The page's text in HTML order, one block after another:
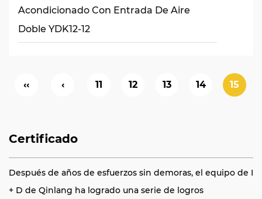
Acondicionado Con Entrada De Aire
Doble YDK12-12
‹‹ ‹ 11 12 13 14 15
Certificado
Después de años de esfuerzos sin demoras, el equipo de I
+ D de Qinlang ha logrado una serie de logros